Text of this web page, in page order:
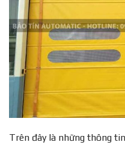
Trên đây là những thông